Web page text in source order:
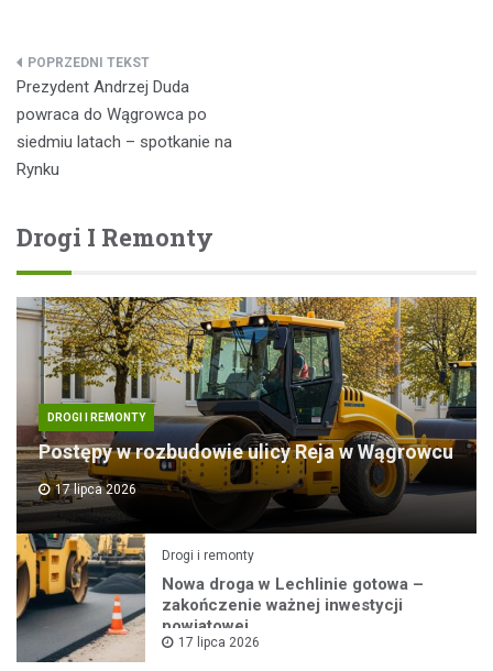
Nawigacja
wpisu
Prezydent Andrzej Duda
powraca do Wągrowca po
siedmiu latach – spotkanie na
Rynku
Drogi I Remonty
DROGI I REMONTY
Postępy w rozbudowie ulicy Reja w Wągrowcu
17 lipca 2026
Drogi i remonty
Nowa droga w Lechlinie gotowa –
zakończenie ważnej inwestycji
powiatowej
17 lipca 2026